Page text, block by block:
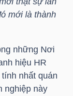
mới là thành
những Nơi
hiệu HR
nhất quán
nghiệp này